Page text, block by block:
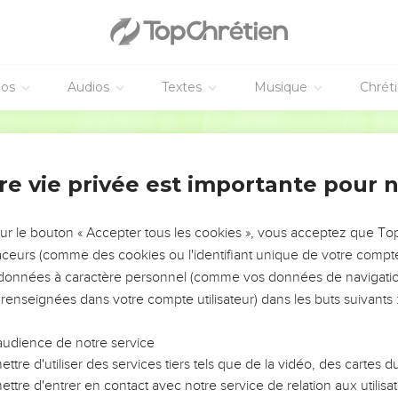
Audios Textes Musique
le ciel et sur la terre
from the heavens! Praise him in the heights!
Praise him, all his army!
Praise him, all you shining stars!
of Yahweh, For he commanded, and they were created.
them forever and ever. He has made a decree which will not
earth, you great sea creatures, and all depths!
and clouds; stormy wind, fulfilling his word;
fruit trees and all cedars;
peoples; princes and all judges of the earth;
old men and children:
vie privée est importante pour
le bouton « Accepter tous les cookies », vous acceptez que
(comme des cookies ou l'identifiant unique de votre
à caractère personnel (comme vos données de
dans votre compte utilisateur) dans les buts suivants
de notre service
d'utiliser des services tiers tels que de la vidéo, des cartes
d'entrer en contact avec notre service de relation aux